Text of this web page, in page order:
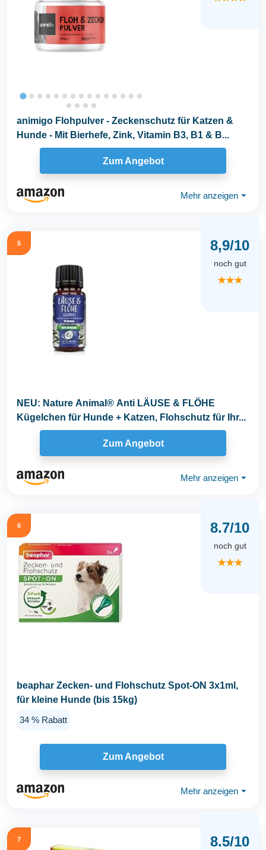
animigo Flohpulver - Zeckenschutz für Katzen &
Hunde - Mit Bierhefe, Zink, Vitamin B3, B1 & B...
Zum Angebot
Mehr anzeigen ⏷
5 8,9/10
noch gut
★★★
NEU: Nature Animal® Anti LÄUSE & FLÖHE
Kügelchen für Hunde + Katzen, Flohschutz für Ihr...
Zum Angebot
Mehr anzeigen ⏷
6 8.7/10
noch gut
★★★
beaphar Zecken- und Flohschutz Spot-ON 3x1ml,
für kleine Hunde (bis 15kg)
34 % Rabatt
Zum Angebot
Mehr anzeigen ⏷
7 8.5/10